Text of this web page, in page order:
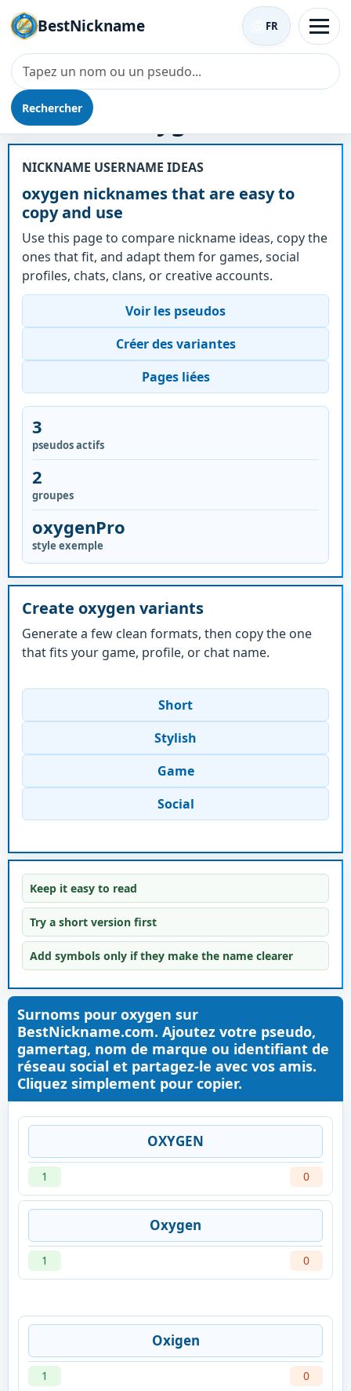
BestNickname
Rechercher
FR
Surnom - oxygen
NICKNAME USERNAME IDEAS
oxygen nicknames that are easy to
copy and use
Use this page to compare nickname ideas, copy the
ones that fit, and adapt them for games, social
profiles, chats, clans, or creative accounts.
Voir les pseudos
Créer des variantes
Pages liées
3
pseudos actifs
2
groupes
oxygenPro
style exemple
Create oxygen variants
Generate a few clean formats, then copy the one
that fits your game, profile, or chat name.
Short
Stylish
Game
Social
Keep it easy to read
Try a short version first
Add symbols only if they make the name clearer
Surnoms pour oxygen sur
BestNickname.com. Ajoutez votre pseudo,
gamertag, nom de marque ou identifiant de
réseau social et partagez-le avec vos amis.
Cliquez simplement pour copier.
OXYGEN
1 0
Oxygen
1 0
Oxigen
1 0